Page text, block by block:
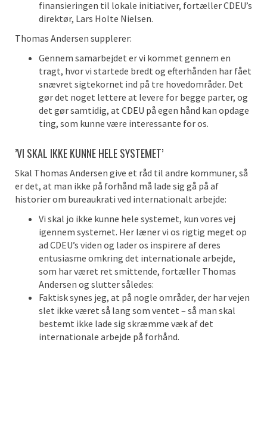
finansieringen til lokale initiativer, fortæller CDEU’s
direktør, Lars Holte Nielsen.
Thomas Andersen supplerer:
Gennem samarbejdet er vi kommet gennem en
tragt, hvor vi startede bredt og efterhånden har fået
snævret sigtekornet ind på tre hovedområder. Det
gør det noget lettere at levere for begge parter, og
det gør samtidig, at CDEU på egen hånd kan opdage
ting, som kunne være interessante for os.
’VI SKAL IKKE KUNNE HELE SYSTEMET’
Skal Thomas Andersen give et råd til andre kommuner, så
er det, at man ikke på forhånd må lade sig gå på af
historier om bureaukrati ved internationalt arbejde:
Vi skal jo ikke kunne hele systemet, kun vores vej
igennem systemet. Her læner vi os rigtig meget op
ad CDEU’s viden og lader os inspirere af deres
entusiasme omkring det internationale arbejde,
som har været ret smittende, fortæller Thomas
Andersen og slutter således:
Faktisk synes jeg, at på nogle områder, der har vejen
slet ikke været så lang som ventet – så man skal
bestemt ikke lade sig skræmme væk af det
internationale arbejde på forhånd.